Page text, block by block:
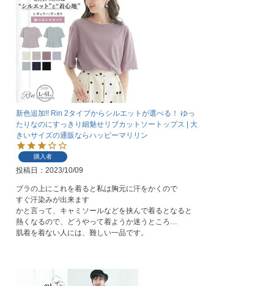
新色追加!! Rin 2タイプからシルエットが選べる！ ゆっ
たりなのにすっきり細魅せリブカットソートップス | 大
きいサイズの通販ならハッピーマリリン
購入者
投稿日 2023/10/09
ブラの上にこれを着ると私は胸元に汗をかくので
すぐ汗染みが出来ます
かと言って、キャミソールなどを挟んで着るとなると
熱くなるので、どうやって着ようか迷うところ…
肌着を着ない人には、難しい一品です。